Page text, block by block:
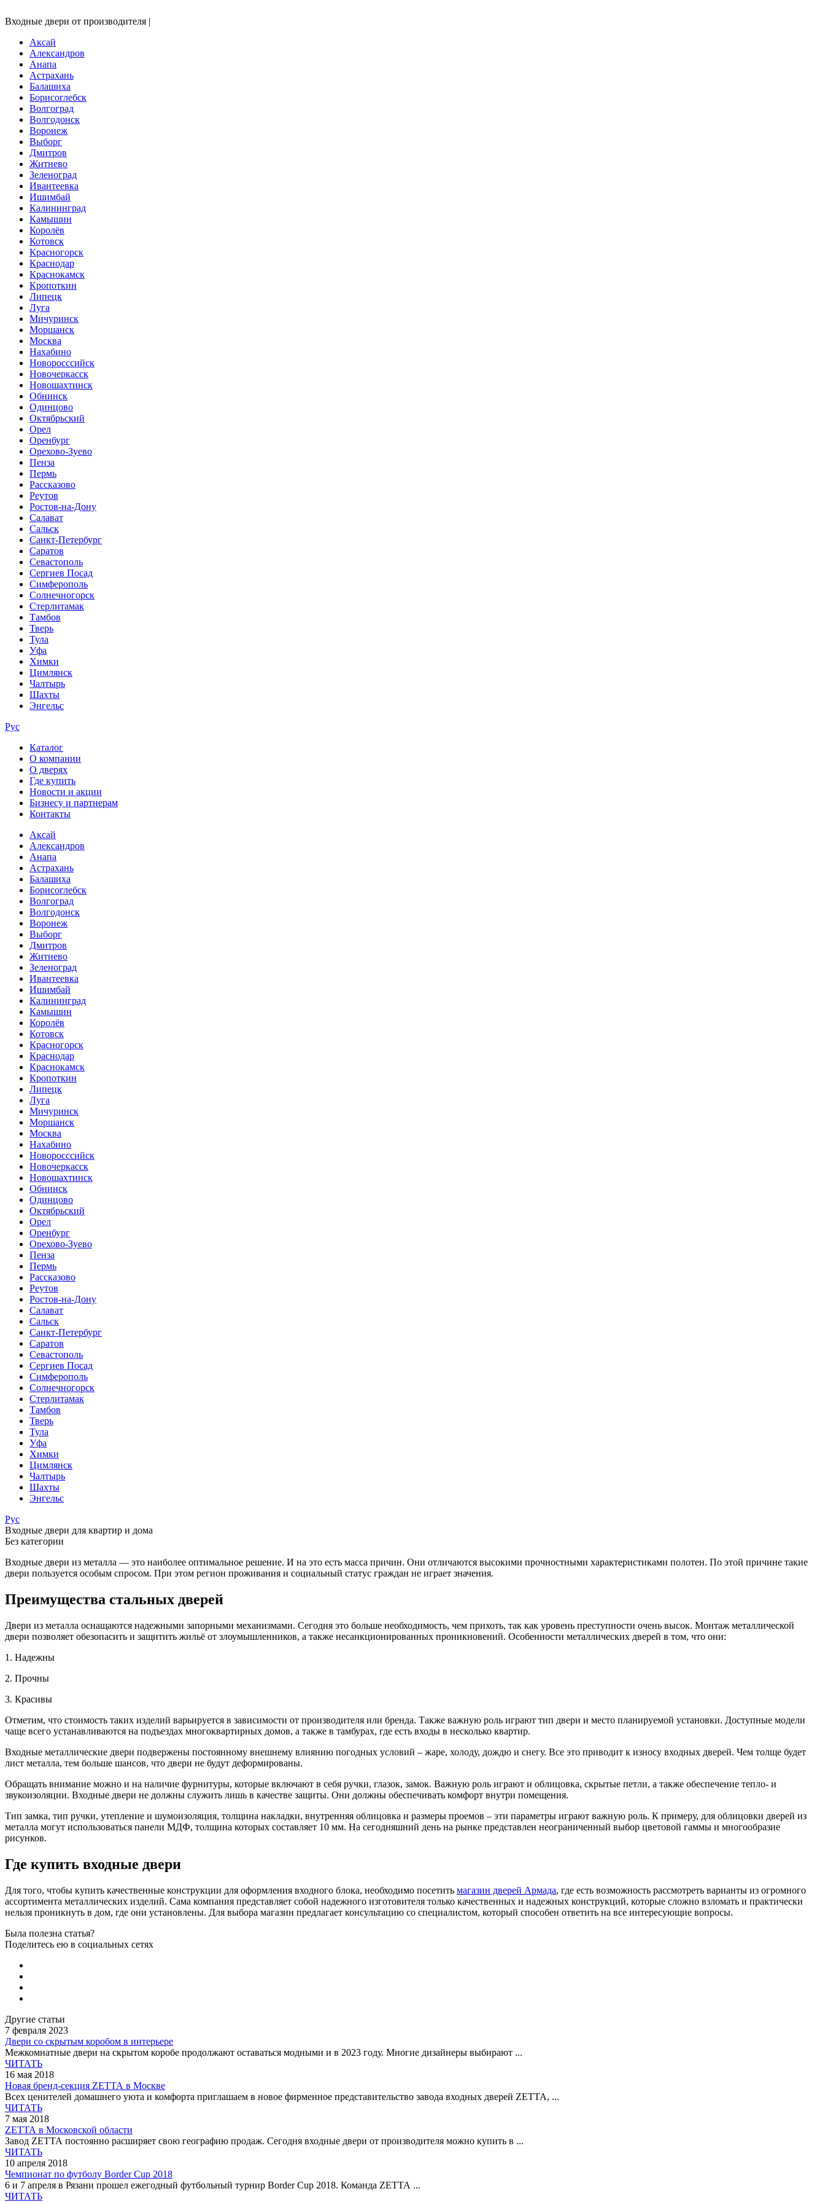
Входные двери от производителя |
Аксай
Александров
Анапа
Астрахань
Балашиха
Борисоглебск
Волгоград
Волгодонск
Воронеж
Выборг
Дмитров
Житнево
Зеленоград
Ивантеевка
Ишимбай
Калининград
Камышин
Королёв
Котовск
Красногорск
Краснодар
Краснокамск
Кропоткин
Липецк
Луга
Мичуринск
Моршанск
Москва
Нахабино
Новоросссийск
Новочеркасск
Новошахтинск
Обнинск
Одинцово
Октябрьский
Орел
Оренбург
Орехово-Зуево
Пенза
Пермь
Рассказово
Реутов
Ростов-на-Дону
Салават
Сальск
Санкт-Петербург
Саратов
Севастополь
Сергиев Посад
Симферополь
Солнечногорск
Стерлитамак
Тамбов
Тверь
Тула
Уфа
Химки
Цимлянск
Чалтырь
Шахты
Энгельс
Рус
Каталог
О компании
О дверях
Где купить
Новости и акции
Бизнесу и партнерам
Контакты
Аксай
Александров
Анапа
Астрахань
Балашиха
Борисоглебск
Волгоград
Волгодонск
Воронеж
Выборг
Дмитров
Житнево
Зеленоград
Ивантеевка
Ишимбай
Калининград
Камышин
Королёв
Котовск
Красногорск
Краснодар
Краснокамск
Кропоткин
Липецк
Луга
Мичуринск
Моршанск
Москва
Нахабино
Новоросссийск
Новочеркасск
Новошахтинск
Обнинск
Одинцово
Октябрьский
Орел
Оренбург
Орехово-Зуево
Пенза
Пермь
Рассказово
Реутов
Ростов-на-Дону
Салават
Сальск
Санкт-Петербург
Саратов
Севастополь
Сергиев Посад
Симферополь
Солнечногорск
Стерлитамак
Тамбов
Тверь
Тула
Уфа
Химки
Цимлянск
Чалтырь
Шахты
Энгельс
Рус
Входные двери для квартир и дома
Без категории
Входные двери из металла — это наиболее оптимальное решение. И на это есть масса причин. Они отличаются высокими прочностными характеристиками полотен. По этой причине такие
двери пользуется особым спросом. При этом регион проживания и социальный статус граждан не играет значения.
Преимущества стальных дверей
Двери из металла оснащаются надежными запорными механизмами. Сегодня это больше необходимость, чем прихоть, так как уровень преступности очень высок. Монтаж металлической
двери позволяет обезопасить и защитить жильё от злоумышленников, а также несанкционированных проникновений. Особенности металлических дверей в том, что они:
1. Надежны
2. Прочны
3. Красивы
Отметим, что стоимость таких изделий варьируется в зависимости от производителя или бренда. Также важную роль играют тип двери и место планируемой установки. Доступные модели
чаще всего устанавливаются на подъездах многоквартирных домов, а также в тамбурах, где есть входы в несколько квартир.
Входные металлические двери подвержены постоянному внешнему влиянию погодных условий – жаре, холоду, дождю и снегу. Все это приводит к износу входных дверей. Чем толще будет
лист металла, тем больше шансов, что двери не будут деформированы.
Обращать внимание можно и на наличие фурнитуры, которые включают в себя ручки, глазок, замок. Важную роль играют и облицовка, скрытые петли, а также обеспечение тепло- и
звукоизоляции. Входные двери не должны служить лишь в качестве защиты. Они должны обеспечивать комфорт внутри помещения.
Тип замка, тип ручки, утепление и шумоизоляция, толщина накладки, внутренняя облицовка и размеры проемов – эти параметры играют важную роль. К примеру, для облицовки дверей из
металла могут использоваться панели МДФ, толщина которых составляет 10 мм. На сегодняшний день на рынке представлен неограниченный выбор цветовой гаммы и многообразие
рисунков.
Где купить входные двери
Для того, чтобы купить качественные конструкции для оформления входного блока, необходимо посетить магазин дверей Армада, где есть возможность рассмотреть варианты из огромного
ассортимента металлических изделий. Сама компания представляет собой надежного изготовителя только качественных и надежных конструкций, которые сложно взломать и практически
нельзя проникнуть в дом, где они установлены. Для выбора магазин предлагает консультацию со специалистом, который способен ответить на все интересующие вопросы.
Была полезна статья?
Поделитесь ею в социальных сетях
Другие статьи
7 февраля 2023
Двери со скрытым коробом в интерьере
Межкомнатные двери на скрытом коробе продолжают оставаться модными и в 2023 году. Многие дизайнеры выбирают ...
ЧИТАТЬ
16 мая 2018
Новая бренд-секция ZЕТТА в Москве
Всех ценителей домашнего уюта и комфорта приглашаем в новое фирменное представительство завода входных дверей ZЕТТА, ...
ЧИТАТЬ
7 мая 2018
ZЕТТА в Московской области
Завод ZЕТТА постоянно расширяет свою географию продаж. Сегодня входные двери от производителя можно купить в ...
ЧИТАТЬ
10 апреля 2018
Чемпионат по футболу Border Cup 2018
6 и 7 апреля в Рязани прошел ежегодный футбольный турнир Border Cup 2018. Команда ZЕТТА ...
ЧИТАТЬ